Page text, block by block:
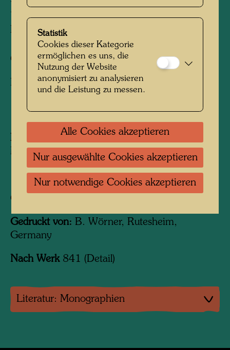
LE VIVAT
DREIMAL HOCH
Offsetdruck,
Lesezeichen
Herausgegeben von:
KunstHausWien
MuseumShop, Vienna, 1995 (repr.)
162 mm x 58 mm
Offsetdruck mit Metallprägung
Gedruckt von: B. Wörner, Rutesheim,
Germany
Nach Werk841 (Detail)
Literatur: Monographien
Statistik
Cookies dieser Kategorie
ermöglichen es uns, die
Nutzung der Website
anonymisiert zu analysieren
und die Leistung zu messen.
Alle Cookies akzeptieren
Nur ausgewählte Cookies akzeptieren
Nur notwendige Cookies akzeptieren